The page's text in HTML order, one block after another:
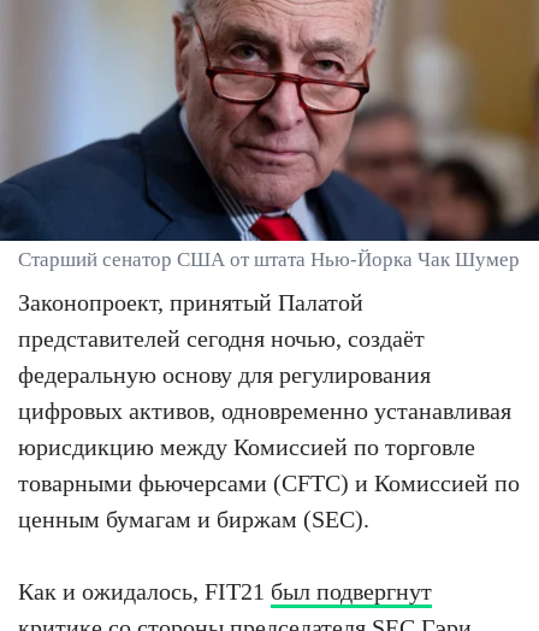
Старший сенатор США от штата Нью-Йорка Чак Шумер
Законопроект, принятый Палатой
представителей сегодня ночью, создаёт
федеральную основу для регулирования
цифровых активов, одновременно устанавливая
юрисдикцию между Комиссией по торговле
товарными фьючерсами (CFTC) и Комиссией по
ценным бумагам и биржам (SEC).
Как и ожидалось, FIT21 был подвергнут